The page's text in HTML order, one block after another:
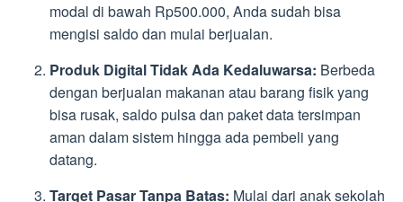
modal di bawah Rp500.000, Anda sudah bisa
mengisi saldo dan mulai berjualan.
Produk Digital Tidak Ada Kedaluwarsa: Berbeda
dengan berjualan makanan atau barang fisik yang
bisa rusak, saldo pulsa dan paket data tersimpan
aman dalam sistem hingga ada pembeli yang
datang.
Target Pasar Tanpa Batas: Mulai dari anak sekolah